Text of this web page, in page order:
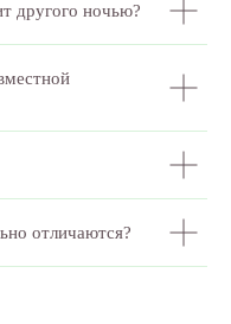
другого ночью?
отличаются?